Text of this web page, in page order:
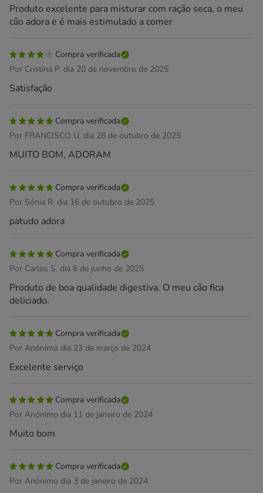
Produto excelente para misturar com ração seca, o meu
cão adora e é mais estimulado a comer
Compra verificada
Por Cristina P. dia 20 de novembro de 2025
Satisfação
Compra verificada
Por FRANCISCO U. dia 28 de outubro de 2025
MUITO BOM, ADORAM
Compra verificada
Por Sónia R. dia 16 de outubro de 2025
patudo adora
Compra verificada
Por Carlos S. dia 6 de junho de 2025
Produto de boa qualidade digestiva. O meu cão fica
deliciado.
Compra verificada
Por Anónimo dia 23 de março de 2024
Excelente serviço
Compra verificada
Por Anónimo dia 11 de janeiro de 2024
Muito bom
Compra verificada
Por Anónimo dia 3 de janeiro de 2024